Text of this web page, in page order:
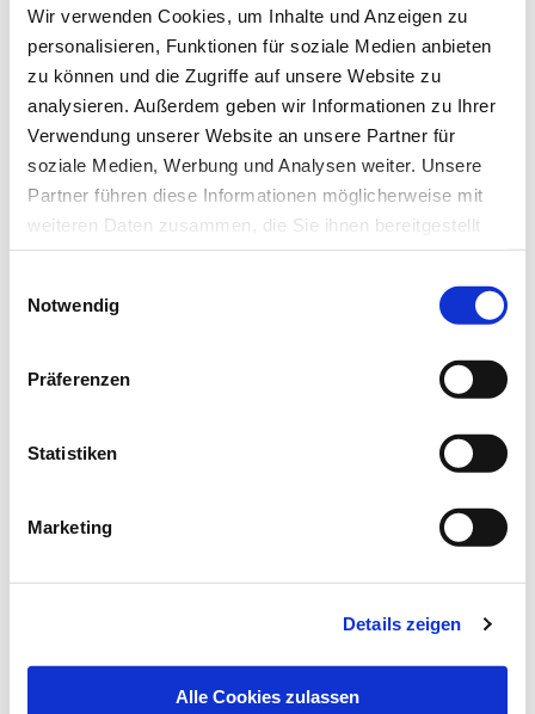
Wir verwenden Cookies, um Inhalte und Anzeigen zu
personalisieren, Funktionen für soziale Medien anbieten
zu können und die Zugriffe auf unsere Website zu
analysieren. Außerdem geben wir Informationen zu Ihrer
Verwendung unserer Website an unsere Partner für
soziale Medien, Werbung und Analysen weiter. Unsere
Partner führen diese Informationen möglicherweise mit
weiteren Daten zusammen, die Sie ihnen bereitgestellt
haben oder die sie im Rahmen Ihrer Nutzung der Dienste
Notwendig
Präferenzen
Statistiken
Marketing
Details zeigen
Alle Cookies zulassen
E-Mail-Adresse
Ich habe die Hinweise zumDatenschutzgelesen.*
Newsletter abonnieren
* Pflichtfeld